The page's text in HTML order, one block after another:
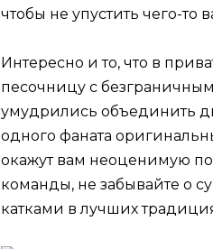
чтобы не упустить чего-то
Интересно и то, что в
песочницу с
умудрились объединить
одного фаната
окажут вам неоценимую
команды, не забывайте о
катками в лучших